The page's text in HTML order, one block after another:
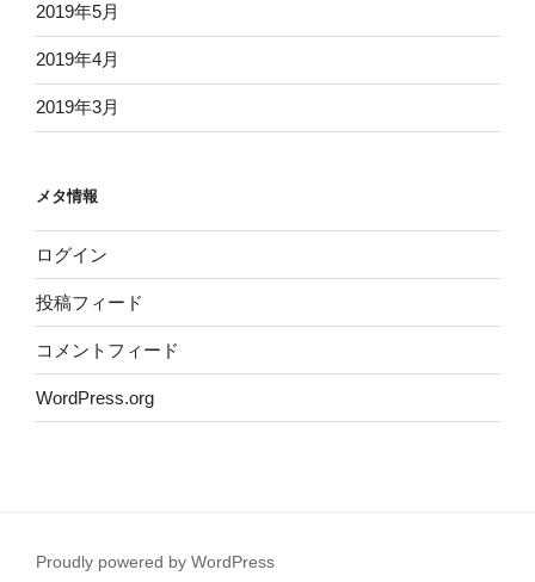
2019年5月
2019年4月
2019年3月
メタ情報
ログイン
投稿フィード
コメントフィード
WordPress.org
Proudly powered by WordPress